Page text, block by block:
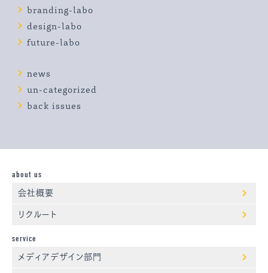
branding-labo
design-labo
future-labo
news
un-categorized
back issues
about us
会社概要
リクルート
service
メディアデザイン部門